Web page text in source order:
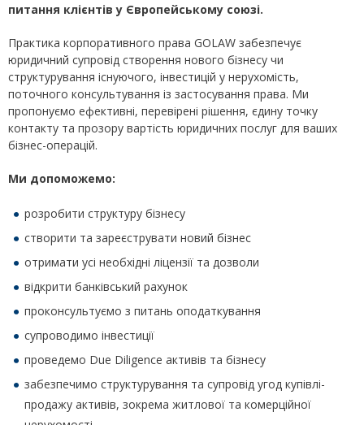
питання клієнтів у Європейському союзі.
Практика корпоративного права GOLAW забезпечує
юридичний супровід створення нового бізнесу чи
структурування існуючого, інвестицій у нерухомість,
поточного консультування із застосування права. Ми
пропонуємо ефективні, перевірені рішення, єдину точку
контакту та прозору вартість юридичних послуг для ваших
бізнес-операцій.
Ми допоможемо:
розробити структуру бізнесу
створити та зареєструвати новий бізнес
отримати усі необхідні ліцензії та дозволи
відкрити банківський рахунок
проконсультуємо з питань оподаткування
супроводимо інвестиції
проведемо Due Diligence активів та бізнесу
забезпечимо структурування та супровід угод купівлі-
продажу активів, зокрема житлової та комерційної